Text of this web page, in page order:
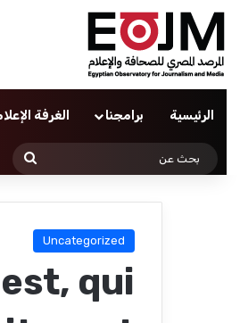
الرئيسية برامجنا الغرفة
Uncategorized
qui